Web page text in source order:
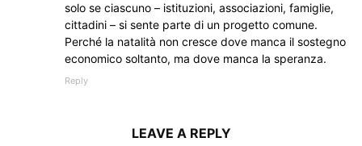
solo se ciascuno – istituzioni, associazioni, famiglie,
cittadini – si sente parte di un progetto comune.
Perché la natalità non cresce dove manca il sostegno
economico soltanto, ma dove manca la speranza.
Reply
LEAVE A REPLY